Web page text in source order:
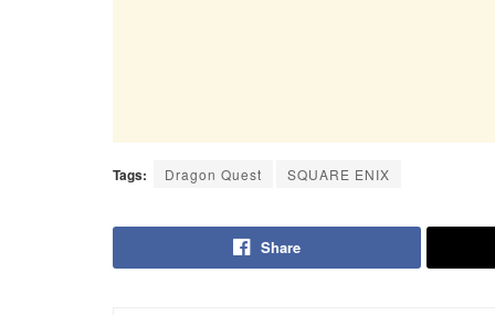
Tags: Dragon Quest SQUARE ENIX
Share